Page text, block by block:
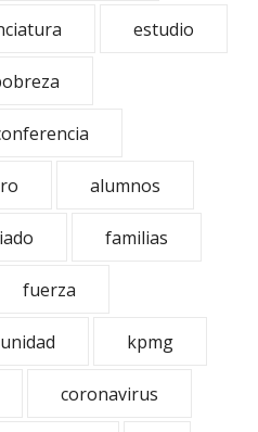
estudio
alumnos
familias
fuerza
kpmg
coronavirus